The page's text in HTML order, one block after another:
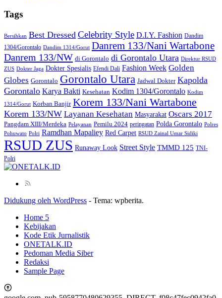
Tags
Bersihkan Best Dressed Celebrity Style D.I.Y. Fashion Dandim
1304/Gorontalo Dandim 1314/Gorut Danrem 133/Nani Wartabone
Danrem 133/NW di Gorontalo di Gorontalo Utara Direktur RSUD
ZUS Dokter Jaga Dokter Spesialis Efendi Dali Fashion Week Golden
Globes Gorontalo Gorontalo Utara Jadwal Dokter Kapolda
Gorontalo Karya Bakti Kesehatan Kodim 1304/Gorontalo Kodim
1314/Gorut Korban Banjir Korem 133/Nani Wartabone
Korem 133/NW Layanan Kesehatan Masyarakat Oscars 2017
Pangdam XIII/Merdeka Pelayanan Pemilu 2024 peringatan Polda Gorontalo Polres
Pohuwato Polri Ramdhan Mapaliey Red Carpet RSUD Zainal Umar Sidiki
RSUD ZUS Runaway Look Street Style TMMD 125 TNI-
Polri
Didukung oleh WordPress - Tema: wpberita.
Home 5
Kebijakan
Kode Etik Jurnalistik
ONETALK.ID
Pedoman Media Siber
Redaksi
Sample Page